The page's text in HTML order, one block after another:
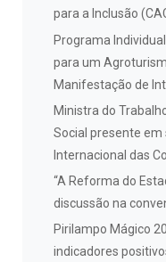
para a Inclusão
Programa
para um
Manifestação de
Ministra do
Social presente em
Internacional das
“A Reforma do
discussão na
Pirilampo Mágico
indicadores